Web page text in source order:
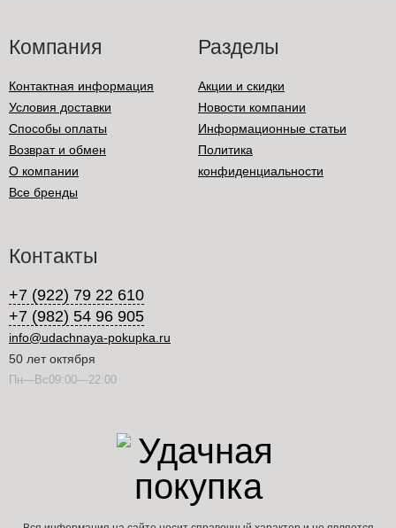
Компания
Контактная информация
Условия доставки
Способы оплаты
Возврат и обмен
О компании
Все бренды
Разделы
Акции и скидки
Новости компании
Информационные статьи
Политика
конфиденциальности
Контакты
+7 (922) 79 22 610
+7 (982) 54 96 905
info@udachnaya-pokupka.ru
50 лет октября
Пн—Вс09:00—22:00